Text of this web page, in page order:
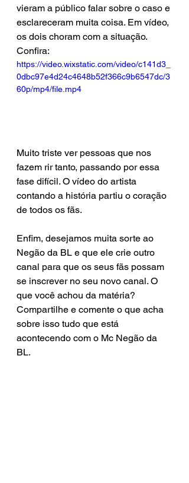
vieram a público falar sobre o caso e
esclareceram muita coisa. Em vídeo,
os dois choram com a situação.
Confira:
https://video.wixstatic.com/video/c141d3_
0dbc97e4d24c4648b52f366c9b6547dc/3
60p/mp4/file.mp4
Muito triste ver pessoas que nos
fazem rir tanto, passando por essa
fase difícil. O vídeo do artista
contando a história partiu o coração
de todos os fãs.
Enfim, desejamos muita sorte ao
Negão da BL e que ele crie outro
canal para que os seus fãs possam
se inscrever no seu novo canal. O
que você achou da matéria?
Compartilhe e comente o que acha
sobre isso tudo que está
acontecendo com o Mc Negão da
BL.